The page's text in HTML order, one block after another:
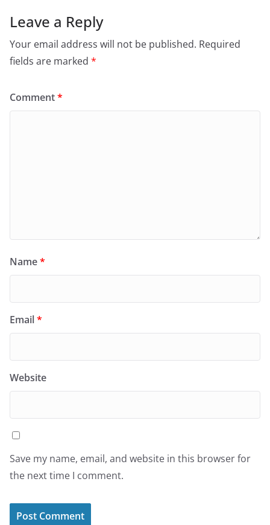
Leave a Reply
Your email address will not be published. Required
fields are marked *
Comment*
Name*
Email*
Website
Save my name, email, and website in this browser for
the next time I comment.